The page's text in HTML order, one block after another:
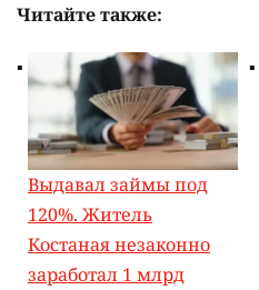
Читайте также:
Выдавал займы под
120%. Житель
Костаная незаконно
заработал 1 млрд